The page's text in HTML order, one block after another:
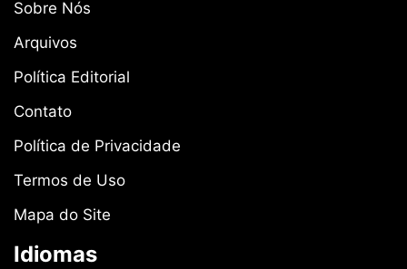
Sobre Nós
Arquivos
Política Editorial
Contato
Política de Privacidade
Termos de Uso
Mapa do Site
Idiomas